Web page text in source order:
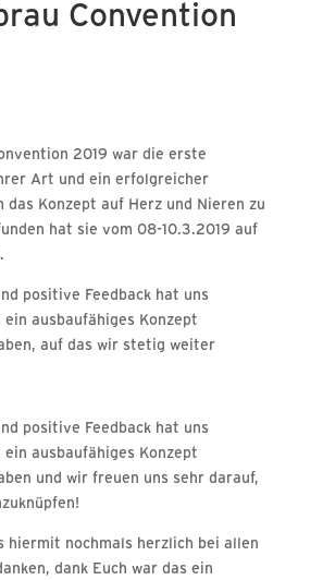
Convention
2019 war die erste
Art und ein erfolgreicher
das Konzept auf Herz und Nieren zu
hat sie vom 08-10.3.2019 auf
positive Feedback hat uns
ausbaufähiges Konzept
auf das wir stetig weiter
positive Feedback hat uns
ausbaufähiges Konzept
und wir freuen uns sehr darauf,
hiermit nochmals herzlich bei allen
dank Euch war das ein